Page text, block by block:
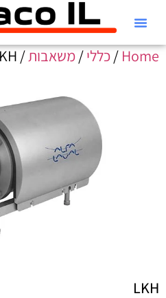
Home
/כללי/משאבות/ LKH
LKH